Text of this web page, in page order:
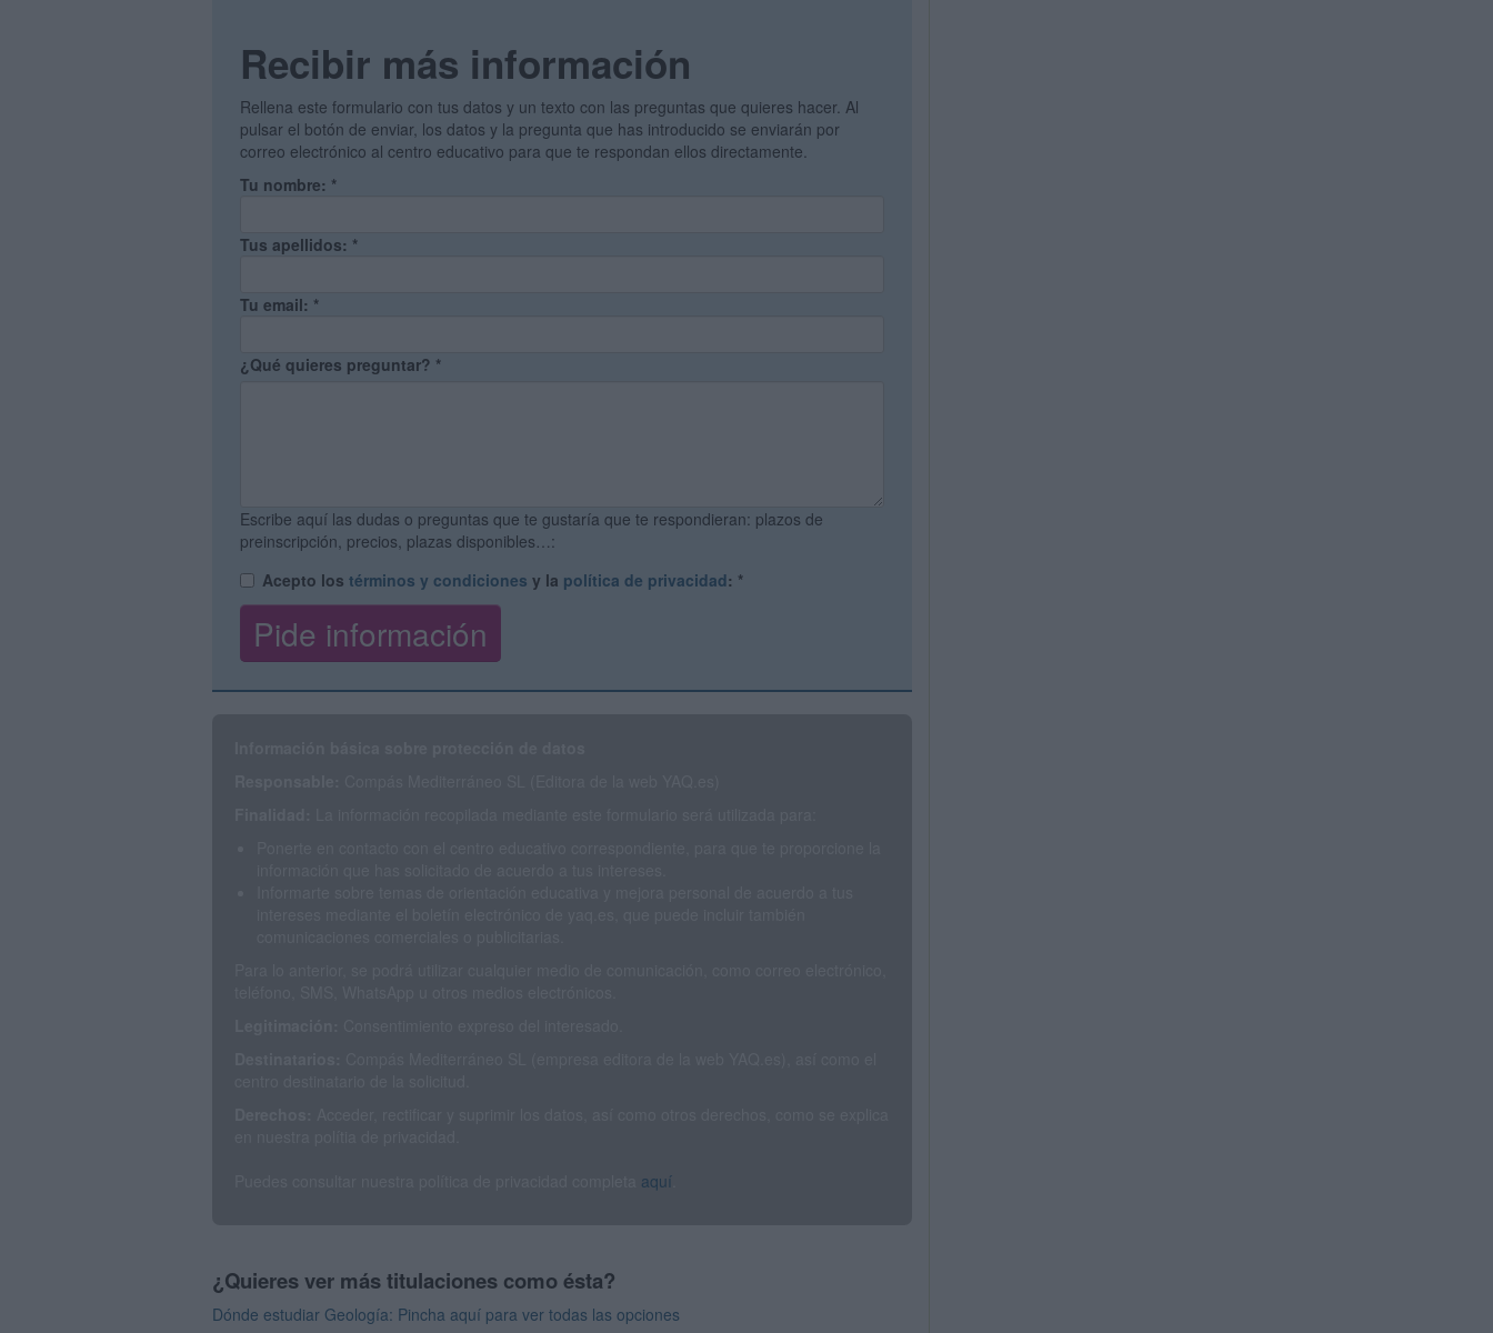
Recibir más información
Rellena este formulario con tus datos y un texto con las preguntas que quieres hacer. Al
pulsar el botón de enviar, los datos y la pregunta que has introducido se enviarán por
correo electrónico al centro educativo para que te respondan ellos directamente.
Tu nombre: *
Tus apellidos: *
Tu email: *
¿Qué quieres preguntar? *
Escribe aquí las dudas o preguntas que te gustaría que te respondieran: plazos de
preinscripción, precios, plazas disponibles…:
Acepto los términos y condiciones y la política de privacidad: *
aquí
¿Quieres ver más titulaciones como ésta?
Dónde estudiar Geología: Pincha aquí para ver todas las opciones